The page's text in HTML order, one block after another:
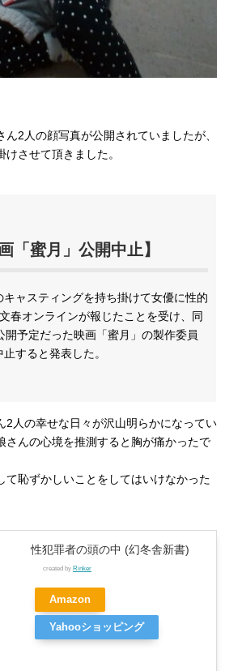
2人の顔写真が公開されていましたが、
させて頂きました。
「蜜月」公開中止】
ャスティングを持ち掛けて女優に性的
春オンラインが報じたことを受け、同
開予定だった映画「蜜月」の製作委員
すると発表した。
2人の幸せな日々が沢山明らかになってい
さんの心境を推測すると胸が痛かったで
て恥ずかしいことをしてはいけなかった
性犯罪者の頭の中 (幻冬舎新書)
created by Rinker
Amazon
Yahooショッピング